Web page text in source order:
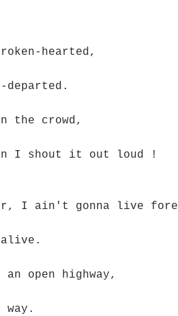
hearted,
the crowd,
I shout it out loud !
I ain't gonna live
open highway,